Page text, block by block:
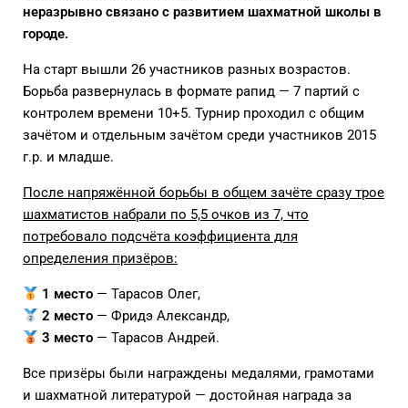
неразрывно связано с развитием шахматной школы в
городе.
На старт вышли 26 участников разных возрастов.
Борьба развернулась в формате рапид — 7 партий с
контролем времени 10+5. Турнир проходил с общим
зачётом и отдельным зачётом среди участников 2015
г.р. и младше.
После напряжённой борьбы в общем зачёте сразу трое
шахматистов набрали по 5,5 очков из 7, что
потребовало подсчёта коэффициента для
определения призёров:
1 место — Тарасов Олег,
2 место — Фридэ Александр,
3 место — Тарасов Андрей.
Все призёры были награждены медалями, грамотами
и шахматной литературой — достойная награда за